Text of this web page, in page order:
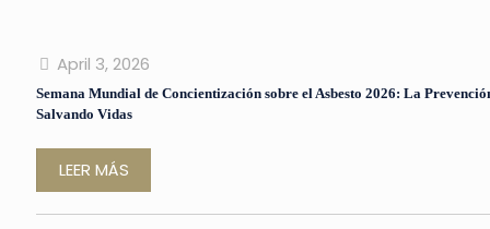
April 3, 2026
Semana Mundial de Concientización sobre el Asbesto 2026: La
Salvando Vidas
LEER MÁS